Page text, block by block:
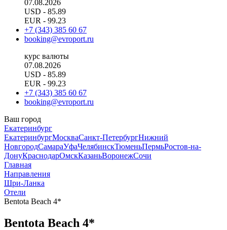
07.08.2026
USD - 85.89
EUR - 99.23
+7 (343) 385 60 67
booking@evroport.ru
курс валюты
07.08.2026
USD - 85.89
EUR - 99.23
+7 (343) 385 60 67
booking@evroport.ru
Ваш город
Екатеринбург
ЕкатеринбургМоскваСанкт-ПетербургНижний
НовгородСамараУфаЧелябинскТюменьПермьРостов-на-
ДонуКраснодарОмскКазаньВоронежСочи
Главная
Направления
Шри-Ланка
Отели
Bentota Beach 4*
Bentota Beach 4*